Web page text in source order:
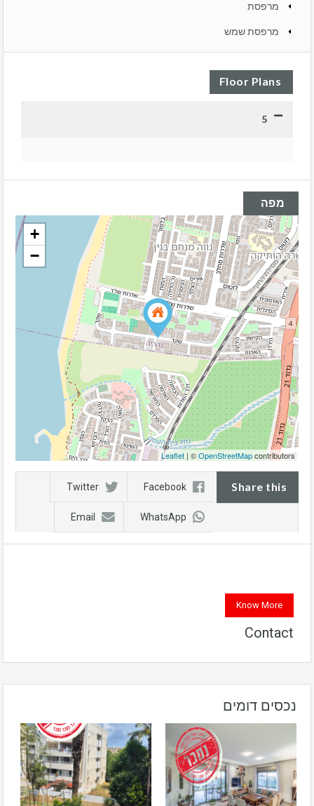
מרפסת
מרפסת שמש
Floor Plans
5
מפה
+
−
Leaflet | ©OpenStreetMapcontributors
Share this
Facebook
Twitter
WhatsApp
Email
Know More
Contact
נכסים דומים